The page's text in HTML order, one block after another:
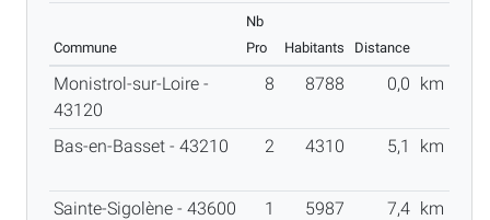
Commune
Nb
Pro
Habitants Distance
Monistrol-sur-Loire -
43120
8 8788 0,0 km
Bas-en-Basset - 43210 2 4310 5,1 km
Sainte-Sigolène - 43600 1 5987 7,4 km